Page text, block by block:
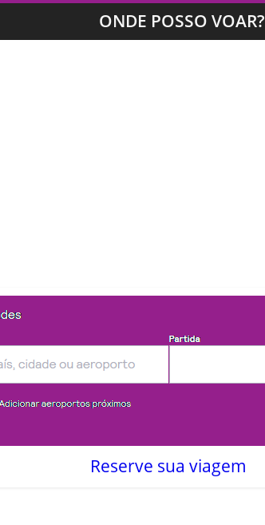
ONDE POSSO VOAR?
Reserve sua viagem